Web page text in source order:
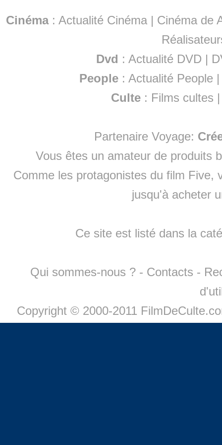
Cinéma: Actualité Cinéma | Cinéma de
Dvd : Actualité DVD |
People :Actualité People
Culte : Films cultes
Partenaire Voyage:
Vous êtes un amateur de produits
Comme les protagonistes du film Five,
jusqu'à acheter
Ce site est listé dans la
Qui sommes-nous ? - Contacts -
Copyright © 2000-2011